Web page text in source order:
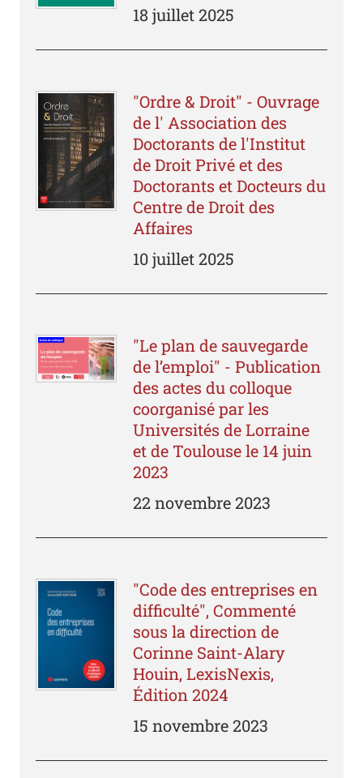
18 juillet 2025
"Ordre & Droit" - Ouvrage
de l' Association des
Doctorants de l'Institut
de Droit Privé et des
Doctorants et Docteurs du
Centre de Droit des
Affaires
10 juillet 2025
"Le plan de sauvegarde
de l’emploi" - Publication
des actes du colloque
coorganisé par les
Universités de Lorraine
et de Toulouse le 14 juin
2023
22 novembre 2023
"Code des entreprises en
difficulté", Commenté
sous la direction de
Corinne Saint-Alary
Houin, LexisNexis,
Édition 2024
15 novembre 2023